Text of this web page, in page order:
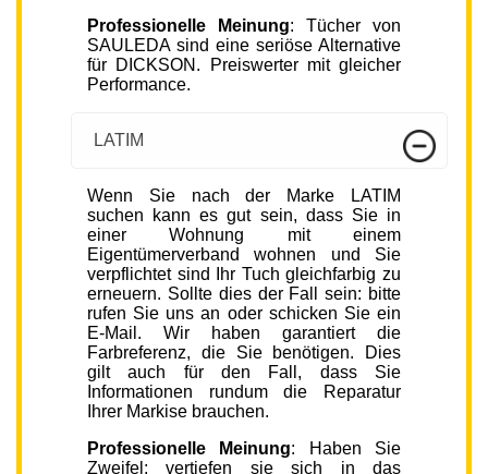
Professionelle Meinung: Tücher von
SAULEDA sind eine seriöse Alternative
für DICKSON. Preiswerter mit gleicher
Performance.
LATIM
Wenn Sie nach der Marke LATIM
suchen kann es gut sein, dass Sie in
einer Wohnung mit einem
Eigentümerverband wohnen und Sie
verpflichtet sind Ihr Tuch gleichfarbig zu
erneuern. Sollte dies der Fall sein: bitte
rufen Sie uns an oder schicken Sie ein
E-Mail. Wir haben garantiert die
Farbreferenz, die Sie benötigen. Dies
gilt auch für den Fall, dass Sie
Informationen rundum die Reparatur
Ihrer Markise brauchen.
Professionelle Meinung: Haben Sie
Zweifel; vertiefen sie sich in das